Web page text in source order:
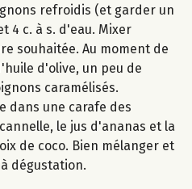
refroidis (et garder un
4 c. à s. d'eau. Mixer
souhaitée. Au moment de
d'olive, un peu de
caramélisés.
dans une carafe des
le jus d'ananas et la
de coco. Bien mélanger et
dégustation.